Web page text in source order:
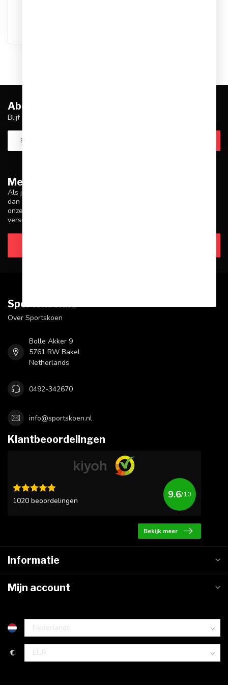
Meer informatie
Als je vragen hebt over onze producten of je aankoop, zorg er
dan voor dat je onze klantenservicepagina bezoekt. Hier vind je
onze bedrijfsgegevens, antwoorden op veelgestelde vragen en
verschillende manieren om contact met ons op te nemen.
Abonneer je op onze nieuwsbrief
Blijf op de hoogte over onze laatste acties
Sportskoen.nl
Over Sportskoen
Bolle Akker 9
5761 RW Bakel
Netherlands
0492-342670
info@sportskoen.nl
Klantbeoordelingen
1020 beoordelingen
9.6/10
Bekijk meer
Informatie
Mijn account
€